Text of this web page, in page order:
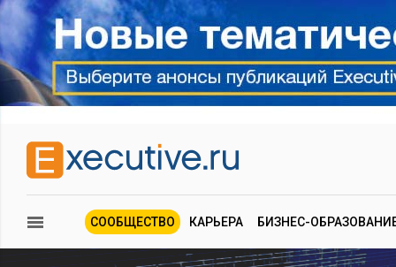
СООБЩЕСТВО КАРЬЕРА БИЗНЕС-